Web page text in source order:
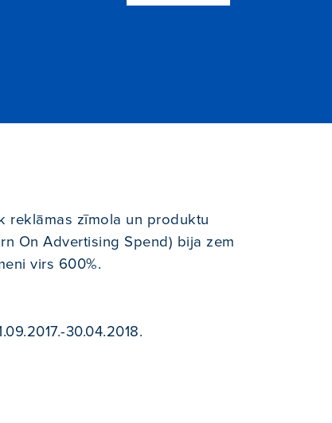
reklāmas zīmola un produktu
On Advertising Spend) bija zem
virs 600%.
30.04.2018.